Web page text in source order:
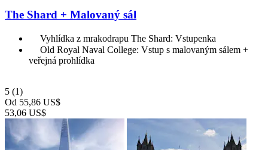
The Shard + Malovaný sál
Vyhlídka z mrakodrapu The Shard: Vstupenka
Old Royal Naval College: Vstup s malovaným sálem +
veřejná prohlídka
5 (1)
Od 55,86 US$
53,06 US$